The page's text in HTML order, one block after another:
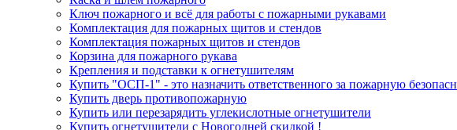
Ключ пожарного и всё для работы с пожарными рукавами
Комплектация для пожарных щитов и стендов
Комплектация пожарных щитов и стендов
Корзина для пожарного рукава
Крепления и подставки к огнетушителям
Купить "ОСП-1" - это назначить ответственного за пожарную
Купить дверь противопожарную
Купить или перезарядить углекислотные огнетушители
Купить огнетушители с Новогодней скидкой !